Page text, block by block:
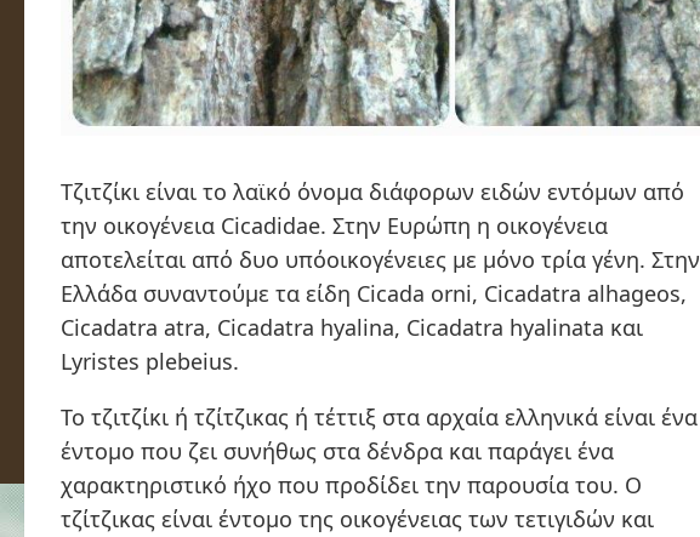
Τζιτζίκι είναι το λαϊκό όνομα διάφορων ειδών εντόμων από
την οικογένεια Cicadidae. Στην Ευρώπη η οικογένεια
αποτελείται από δυο υπόοικογένειες με μόνο τρία γένη. Στην
Ελλάδα συναντούμε τα είδη Cicada orni, Cicadatra alhageos,
Cicadatra atra, Cicadatra hyalina, Cicadatra hyalinata και
Lyristes plebeius.
Το τζιτζίκι ή τζίτζικας ή τέττιξ στα αρχαία ελληνικά είναι ένα
έντομο που ζει συνήθως στα δένδρα και παράγει ένα
χαρακτηριστικό ήχο που προδίδει την παρουσία του. Ο
τζίτζικας είναι έντομο της οικογένειας των τετιγιδών και